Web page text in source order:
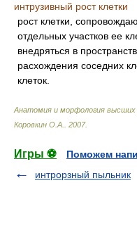
интрузивный рост клетки
рост клетки,
отдельных участков ее
внедряться в
расхождения соседних
клеток.
Анатомия и морфология
Коровкин О.А.
2007.
Игры ⚽
Поможем
интрорзный пыльник